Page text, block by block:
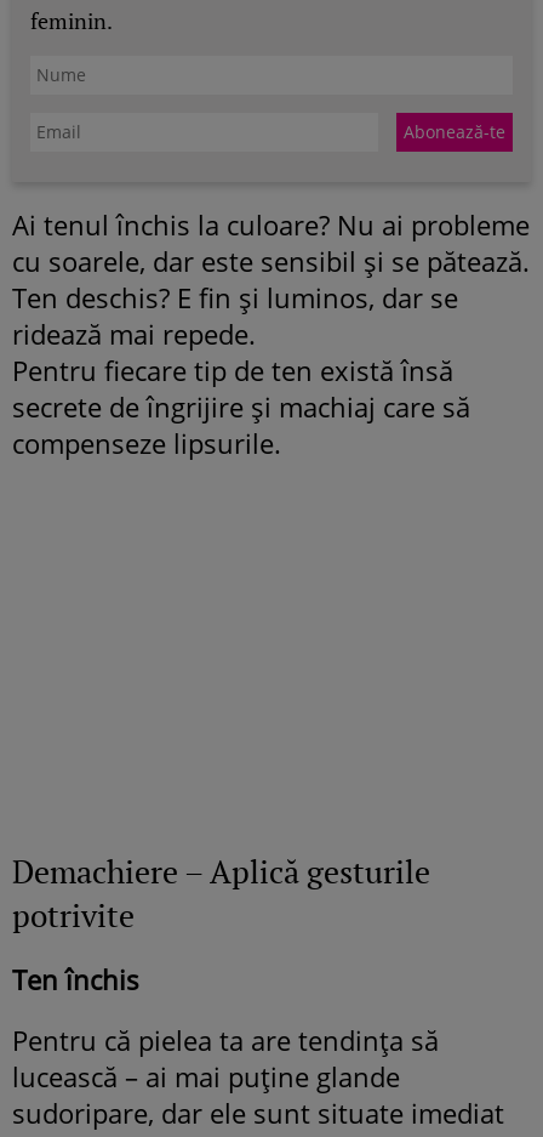
feminin.
Ai tenul închis la culoare? Nu ai probleme
cu soarele, dar este sensibil şi se pătează.
Ten deschis? E fin şi luminos, dar se
ridează mai repede.
Pentru fiecare tip de ten există însă
secrete de îngrijire şi machiaj care să
compenseze lipsurile.
Demachiere – Aplică gesturile
potrivite
Ten închis
Pentru că pielea ta are tendinţa să
lucească – ai mai puţine glande
sudoripare, dar ele sunt situate imediat